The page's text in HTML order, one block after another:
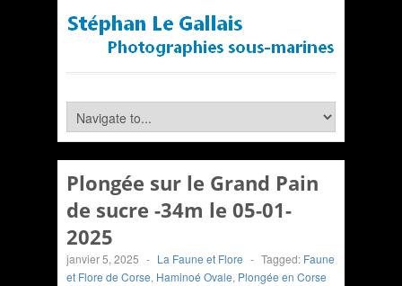
Plongée sur le Grand Pain
de sucre -34m le 05-01-
2025
janvier 5, 2025 - La Faune et Flore - Tagged: Faune
et Flore de Corse, Haminoé Ovale, Plongée en Corse